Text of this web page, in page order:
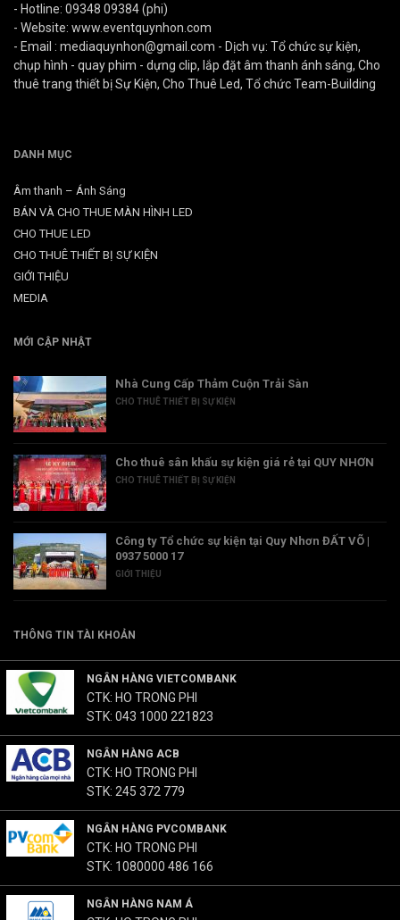
- Hotline: 09348 09384 (phi)
- Website: www.eventquynhon.com
- Email : mediaquynhon@gmail.com - Dịch vụ: Tổ chức sự kiện,
chụp hình - quay phim - dựng clip, lắp đặt âm thanh ánh sáng, Cho
thuê trang thiết bị Sự Kiện, Cho Thuê Led, Tổ chức Team-Building
DANH MỤC
Âm thanh – Ánh Sáng
BÁN VÀ CHO THUE MÀN HÌNH LED
CHO THUE LED
CHO THUÊ THIẾT BỊ SỰ KIỆN
GIỚI THIỆU
MEDIA
MỚI CẬP NHẬT
Nhà Cung Cấp Thảm Cuộn Trải Sàn
CHO THUÊ THIẾT BỊ SỰ KIỆN
Cho thuê sân khấu sự kiện giá rẻ tại QUY NHƠN
CHO THUÊ THIẾT BỊ SỰ KIỆN
Công ty Tổ chức sự kiện tại Quy Nhơn ĐẤT VÕ |
0937 5000 17
GIỚI THIỆU
THÔNG TIN TÀI KHOẢN
NGÂN HÀNG VIETCOMBANK
CTK: HO TRONG PHI
STK: 043 1000 221823
NGÂN HÀNG ACB
CTK: HO TRONG PHI
STK: 245 372 779
NGÂN HÀNG PVCOMBANK
CTK: HO TRONG PHI
STK: 1080000 486 166
NGÂN HÀNG NAM Á